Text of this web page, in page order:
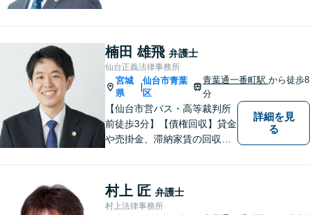
ニケーション力」「リサーチ
力」をフルに用いて、真の救
済を目指します。【分割払い
可】
楠田 雄飛 弁護士
仙台正義法律事務所
宮城
県
仙台市青葉
区
青葉通一番町駅から徒歩8
分
【仙台市営バス・高等裁判所
前徒歩3分】【債権回収】貸金
や売掛金、滞納家賃の回収な
倫慰謝料の請求を受けた方の
相談のみ受け付けております
【相続】遺言書作成・相続放
詳細を見
る
村上 匠 弁護士
村上法律事務所